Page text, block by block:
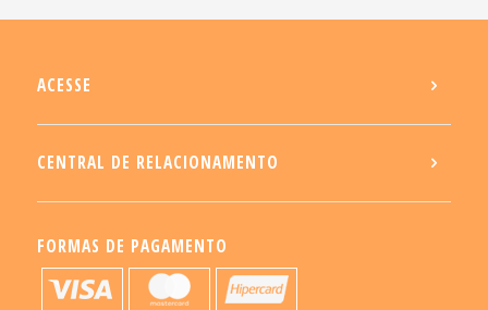
ACESSE
CENTRAL DE RELACIONAMENTO
FORMAS DE PAGAMENTO